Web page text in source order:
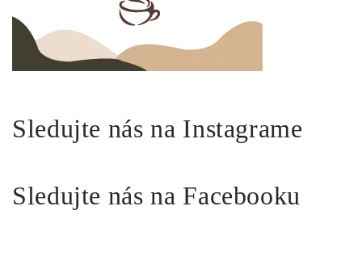
Sledujte nás na Instagrame
Sledujte nás na Facebooku